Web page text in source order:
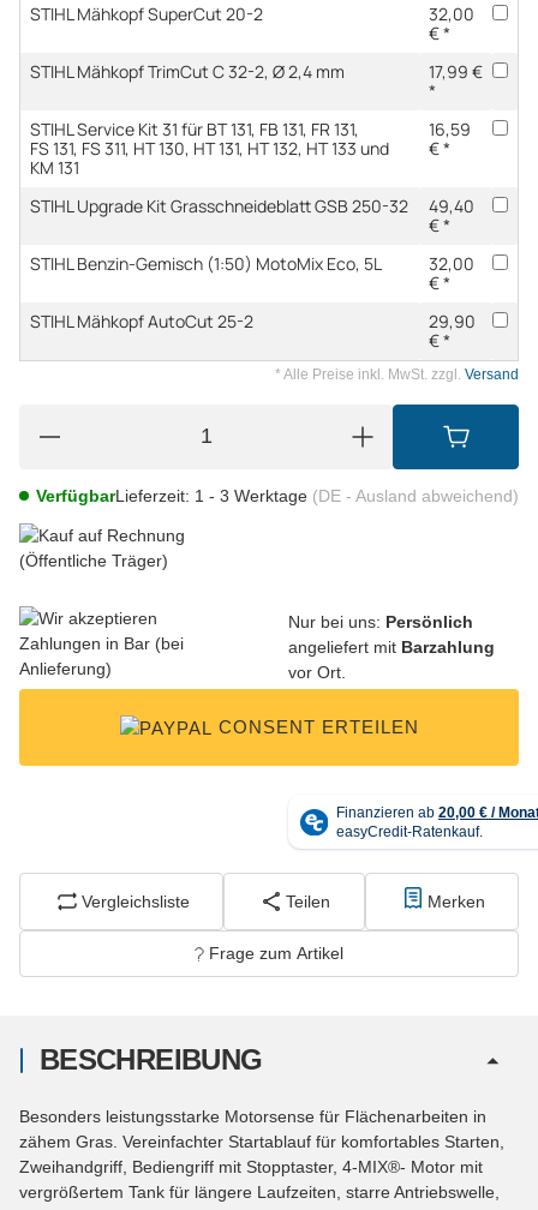
STIHL Mähkopf SuperCut 20-2
32,00
€ *
STIHL Mähkopf TrimCut C 32-2, Ø 2,4 mm
17,99 €
*
STIHL Service Kit 31 für BT 131, FB 131, FR 131,
FS 131, FS 311, HT 130, HT 131, HT 132, HT 133 und
KM 131
16,59
€ *
STIHL Upgrade Kit Grasschneideblatt GSB 250-32
49,40
€ *
STIHL Benzin-Gemisch (1:50) MotoMix Eco, 5L
32,00
€ *
STIHL Mähkopf AutoCut 25-2
29,90
€ *
* Alle Preise inkl. MwSt. zzgl. Versand
VerfügbarLieferzeit: 1 - 3 Werktage (DE - Ausland abweichend)
Nur bei uns: Persönlich
angeliefert mit Barzahlung
vor Ort.
CONSENT ERTEILEN
Vergleichsliste Teilen Merken
Frage zum Artikel
BESCHREIBUNG
Besonders leistungsstarke Motorsense für Flächenarbeiten in
zähem Gras. Vereinfachter Startablauf für komfortables Starten,
Zweihandgriff, Bediengriff mit Stopptaster, 4-MIX®- Motor mit
vergrößertem Tank für längere Laufzeiten, starre Antriebswelle,